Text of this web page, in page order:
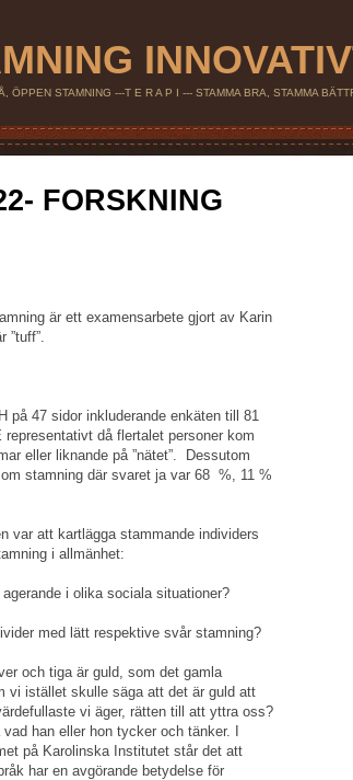
ÖPPEN STAMNING ---T E R A P I --- STAMMA BRA, STAMMA
FORSKNING
är ett examensarbete gjort av Karin
på 47 sidor inkluderande enkäten till 81
då flertalet personer kom
eller liknande på ”nätet”. Dessutom
stamning där svaret ja var 68 %, 11 %
var att kartlägga stammande individers
i allmänhet:
i olika sociala situationer?
med lätt respektive svår stamning?
och tiga är guld, som det gamla
vi istället skulle säga att det är guld att
vi äger, rätten till att yttra oss?
han eller hon tycker och tänker. I
på Karolinska Institutet står det att
har en avgörande betydelse för